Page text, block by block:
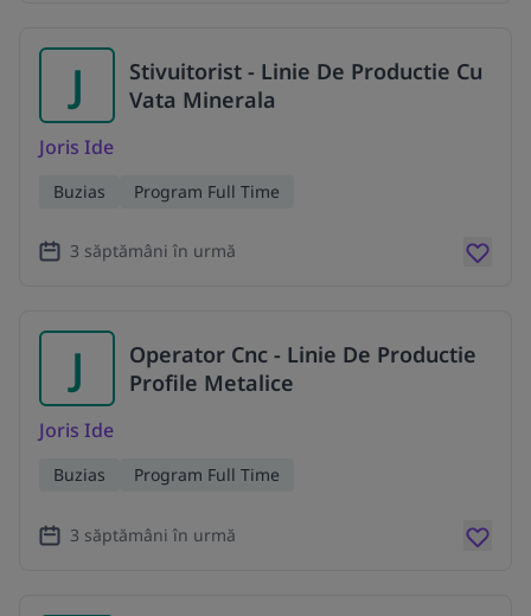
J
Stivuitorist - Linie De Productie Cu
Vata Minerala
Joris Ide
Buzias Program Full Time
3 săptămâni în urmă
J
Operator Cnc - Linie De Productie
Profile Metalice
Joris Ide
Buzias Program Full Time
3 săptămâni în urmă